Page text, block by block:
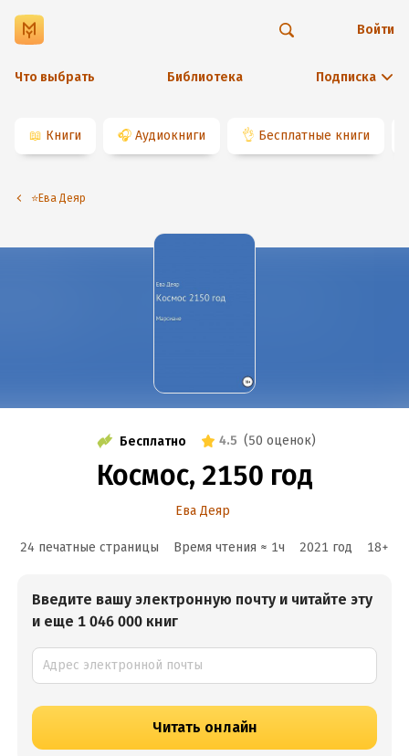
Что выбрать Библиотека Подписка
Войти
📖 Книги 🎧 Аудиокниги 👌 Бесплатные книги
⭐️Ева Деяр
Бесплатно 4.5 (50 оценок)
Космос, 2150 год
Ева Деяр
24 печатные страницы Время чтения ≈ 1ч 2021 год 18+
Введите вашу электронную почту и читайте эту
и еще 1 046 000 книг
Читать онлайн